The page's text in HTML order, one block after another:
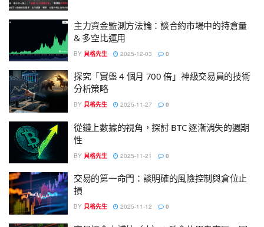
主力資金監測方法論：談合約市場中的持倉量
& 多空比運用
BY 貝格先生 2025-12-03 0
探究「實盤 4 個月 700 倍」神級交易員的技術
分析策略
BY 貝格先生 2025-11-27 0
從鏈上數據的視角，探討 BTC 逐漸消失的週期
性
BY 貝格先生 2025-11-21 0
交易的第一命門：談明確的風險控制與倉位止
損
BY 貝格先生 2025-11-12 0